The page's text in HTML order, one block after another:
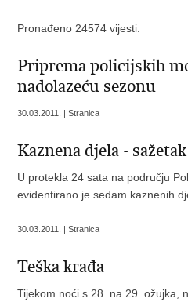
Pronađeno 24574 vijesti.
Priprema policijskih
nadolazeću sezonu
30.03.2011. | Stranica
Kaznena djela - sažetak
U protekla 24 sata na području
evidentirano je sedam kaznenih
30.03.2011. | Stranica
Teška krađa
Tijekom noći s 28. na 29. ožujka,